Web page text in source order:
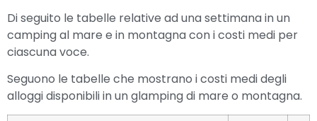
Di seguito le tabelle relative ad una settimana in un
camping al mare e in montagna con i costi medi per
ciascuna voce.
Seguono le tabelle che mostrano i costi medi degli
alloggi disponibili in un glamping di mare o montagna.